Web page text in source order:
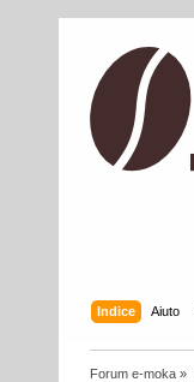
Indice Aiuto
Forum e-moka »